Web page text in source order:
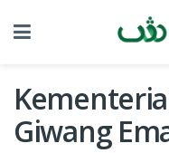
Giwang